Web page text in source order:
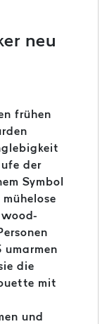
neu
frühen
der
Symbol
umarmen
die
mit
und